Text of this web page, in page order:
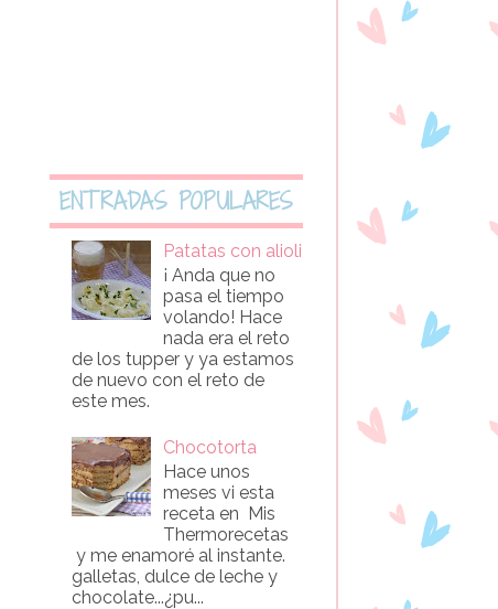
ENTRADAS POPULARES
Patatas con alioli
¡ Anda que no
pasa el tiempo
volando! Hace
nada era el reto
de los tupper y ya estamos
de nuevo con el reto de
este mes.
Chocotorta
Hace unos
meses vi esta
receta en Mis
Thermorecetas
y me enamoré al instante.
galletas, dulce de leche y
chocolate...¿pu...